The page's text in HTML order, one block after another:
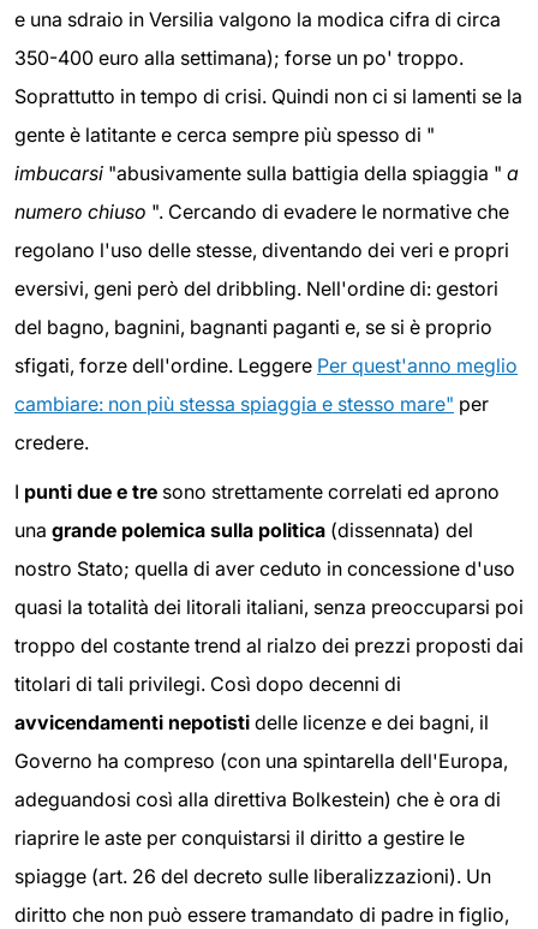
e una sdraio in Versilia valgono la modica cifra di circa
350-400 euro alla settimana); forse un po' troppo.
Soprattutto in tempo di crisi. Quindi non ci si lamenti se la
gente è latitante e cerca sempre più spesso di "
imbucarsi "abusivamente sulla battigia della spiaggia " a
numero chiuso ". Cercando di evadere le normative che
regolano l'uso delle stesse, diventando dei veri e propri
eversivi, geni però del dribbling. Nell'ordine di: gestori
del bagno, bagnini, bagnanti paganti e, se si è proprio
sfigati, forze dell'ordine. Leggere Per quest'anno meglio
cambiare: non più stessa spiaggia e stesso mare" per
credere.
I punti due e tre sono strettamente correlati ed aprono
una grande polemica sulla politica (dissennata) del
nostro Stato; quella di aver ceduto in concessione d'uso
quasi la totalità dei litorali italiani, senza preoccuparsi poi
troppo del costante trend al rialzo dei prezzi proposti dai
titolari di tali privilegi. Così dopo decenni di
avvicendamenti nepotisti delle licenze e dei bagni, il
Governo ha compreso (con una spintarella dell'Europa,
adeguandosi così alla direttiva Bolkestein) che è ora di
riaprire le aste per conquistarsi il diritto a gestire le
spiagge (art. 26 del decreto sulle liberalizzazioni). Un
diritto che non può essere tramandato di padre in figlio,